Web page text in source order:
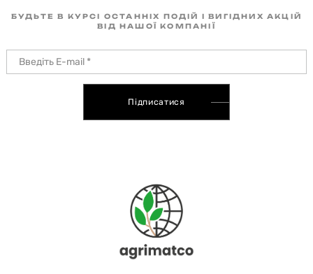
БУДЬТЕ В КУРСІ ОСТАННІХ ПОДІЙ І ВИГІДНИХ АКЦІЙ
ВІД НАШОЇ КОМПАНІЇ
Підписатися